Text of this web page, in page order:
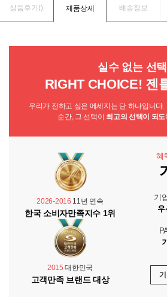
상품후기() 제품상세 배송정보
실수 없는 선
RIGHT CHOICE! 젠
우리가 전하고 싶은 메세지는 단 하나입니다
순간, 그 선택이 최고의 선택이 되
2026-2016 11년 연속
한국 소비자만족지수 1위
2015 대한민국
고객만족 브랜드 대상
혜
기
우